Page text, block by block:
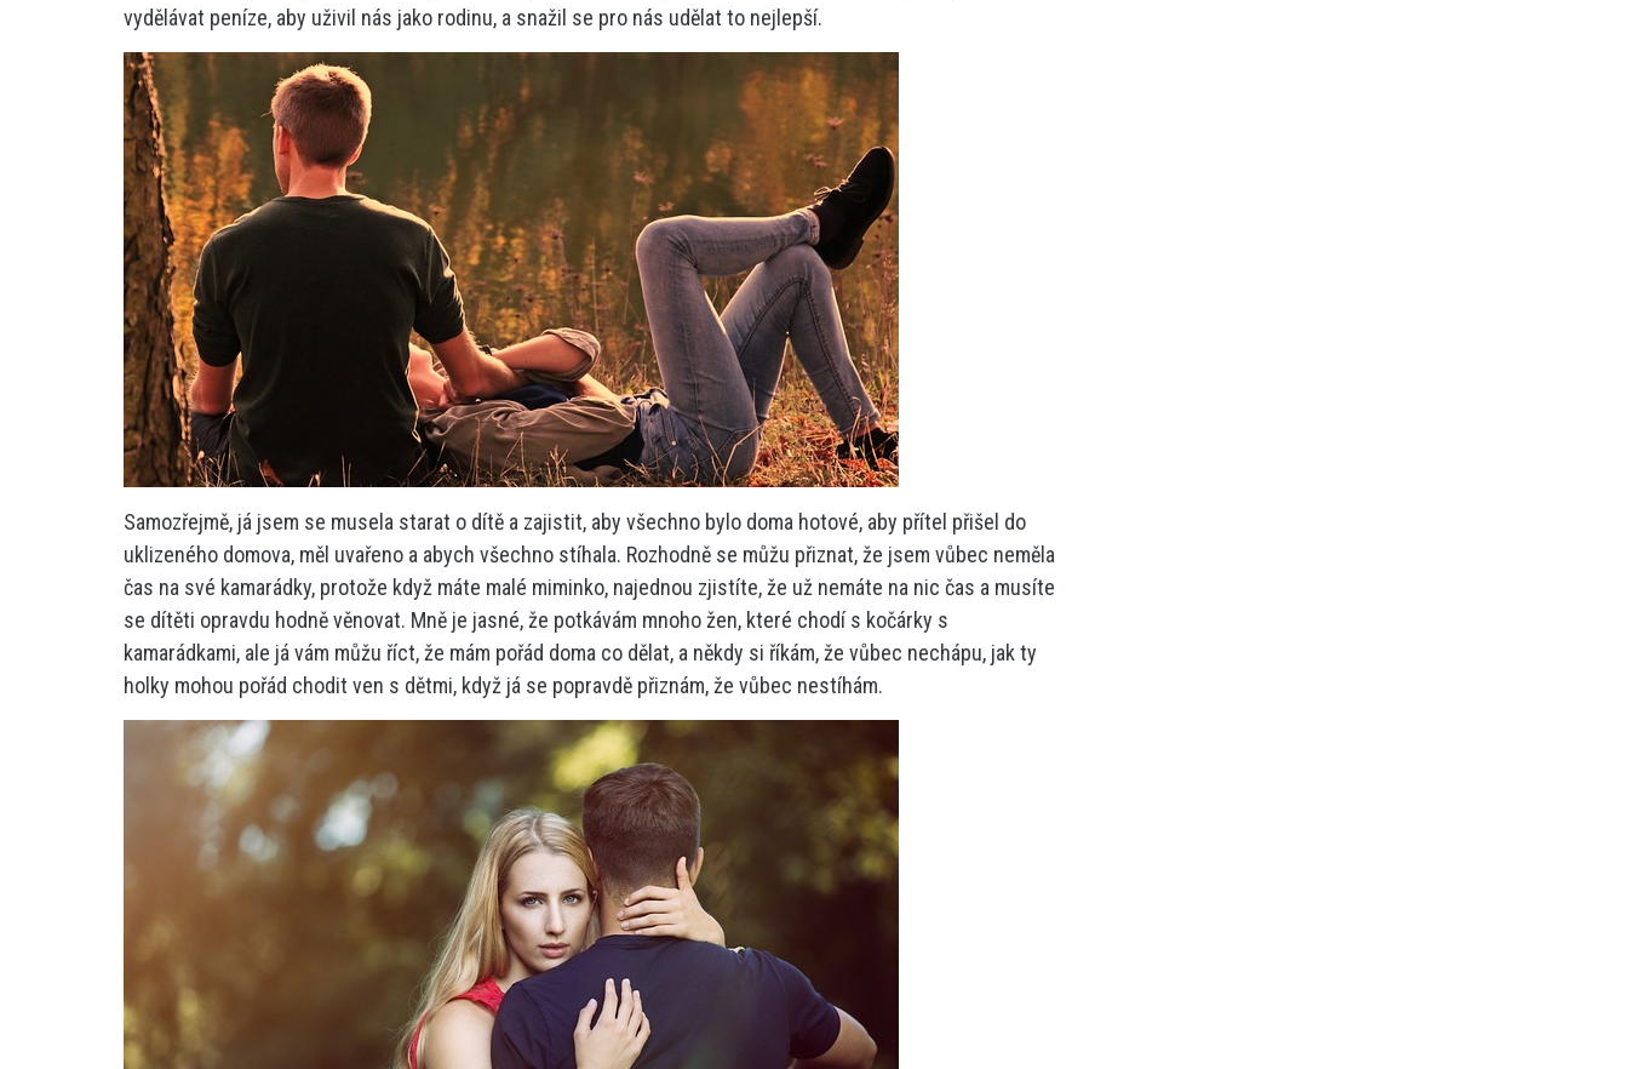
vydělávat peníze, aby uživil nás jako rodinu, a snažil se pro nás udělat to nejlepší.
Samozřejmě, já jsem se musela starat o dítě a zajistit, aby všechno bylo doma hotové, aby přítel přišel do
uklizeného domova, měl uvařeno a abych všechno stíhala. Rozhodně se můžu přiznat, že jsem vůbec neměla
čas na své kamarádky, protože když máte malé miminko, najednou zjistíte, že už nemáte na nic čas a musíte
se dítěti opravdu hodně věnovat. Mně je jasné, že potkávám mnoho žen, které chodí s kočárky s
kamarádkami, ale já vám můžu říct, že mám pořád doma co dělat, a někdy si říkám, že vůbec nechápu, jak ty
holky mohou pořád chodit ven s dětmi, když já se popravdě přiznám, že vůbec nestíhám.